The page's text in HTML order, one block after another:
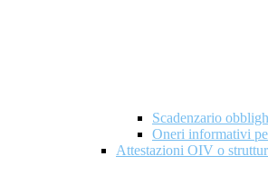
Scadenzario
Oneri informativi
Attestazioni OIV o